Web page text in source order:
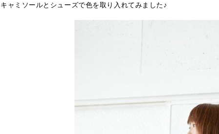
キャミソールとシューズで色を取り入れてみました♪